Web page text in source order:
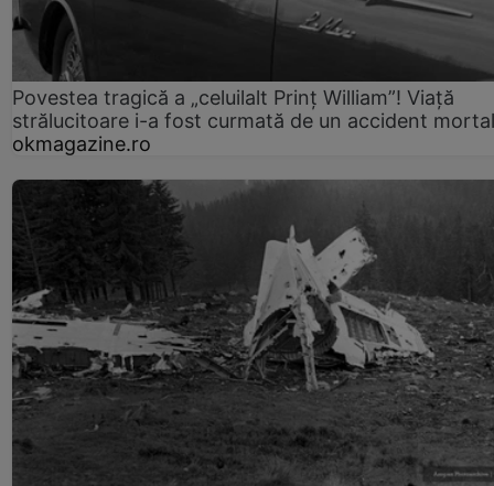
Povestea tragică a „celuilalt Prinț William”! Viață
strălucitoare i-a fost curmată de un accident mortal
okmagazine.ro